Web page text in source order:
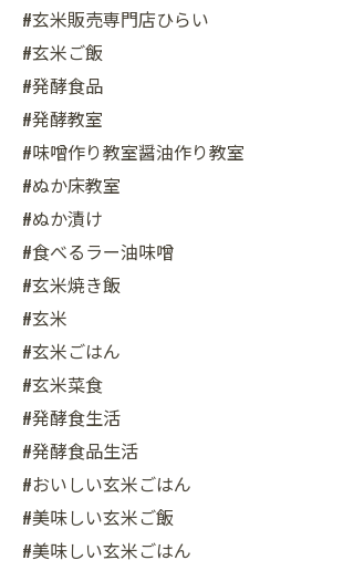
#玄米販売専門店ひらい
#玄米ご飯
#発酵食品
#発酵教室
#味噌作り教室醤油作り教室
#ぬか床教室
#ぬか漬け
#食べるラー油味噌
#玄米焼き飯
#玄米
#玄米ごはん
#玄米菜食
#発酵食生活
#発酵食品生活
#おいしい玄米ごはん
#美味しい玄米ご飯
#美味しい玄米ごはん